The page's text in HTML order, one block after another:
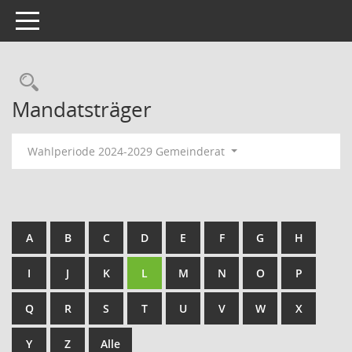
Toggle navigation
Rechercheauswahl
Mandatsträger
Wahlperiode 2024-2029 Gemeinderat
A B C D E F G H
I J K L M N O P
Q R S T U V W X
Y Z Alle